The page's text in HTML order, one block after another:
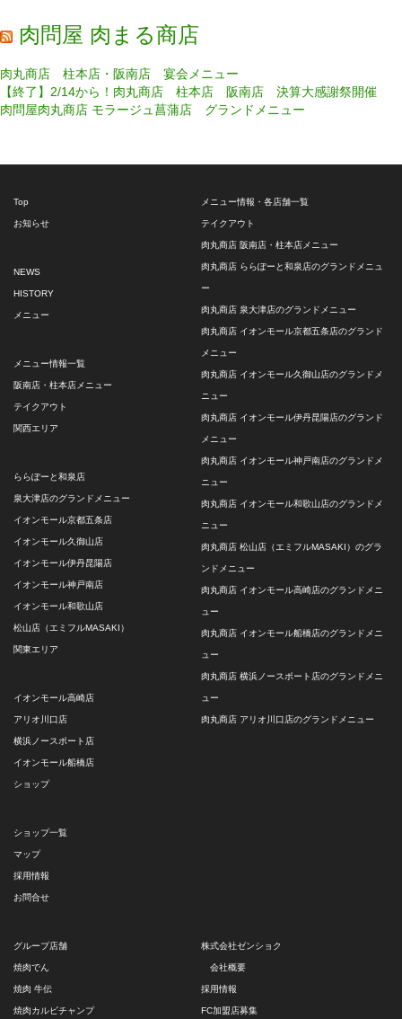
肉問屋 肉まる商店
肉丸商店 柱本店・阪南店 宴会メニュー
【終了】2/14から！肉丸商店 柱本店 阪南店 決算大感謝祭開催
肉問屋肉丸商店 モラージュ菖蒲店 グランドメニュー
Top
お知らせ
NEWS
HISTORY
メニュー
メニュー情報一覧
阪南店・柱本店メニュー
テイクアウト
関西エリア
ららぽーと和泉店
泉大津店のグランドメニュー
イオンモール京都五条店
イオンモール久御山店
イオンモール伊丹昆陽店
イオンモール神戸南店
イオンモール和歌山店
松山店（エミフルMASAKI）
関東エリア
イオンモール高崎店
アリオ川口店
横浜ノースポート店
イオンモール船橋店
ショップ
ショップ一覧
マップ
採用情報
お問合せ
メニュー情報・各店舗一覧
テイクアウト
肉丸商店 阪南店・柱本店メニュー
肉丸商店 ららぽーと和泉店のグランドメニュ
ー
肉丸商店 泉大津店のグランドメニュー
肉丸商店 イオンモール京都五条店のグランド
メニュー
肉丸商店 イオンモール久御山店のグランドメ
ニュー
肉丸商店 イオンモール伊丹昆陽店のグランド
メニュー
肉丸商店 イオンモール神戸南店のグランドメ
ニュー
肉丸商店 イオンモール和歌山店のグランドメ
ニュー
肉丸商店 松山店（エミフルMASAKI）のグラ
ンドメニュー
肉丸商店 イオンモール高崎店のグランドメニ
ュー
肉丸商店 イオンモール船橋店のグランドメニ
ュー
肉丸商店 横浜ノースポート店のグランドメニ
ュー
肉丸商店 アリオ川口店のグランドメニュー
グループ店舗
焼肉でん
焼肉 牛伝
焼肉カルビチャンプ
株式会社ゼンショク
会社概要
採用情報
FC加盟店募集